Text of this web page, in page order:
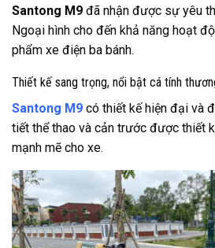
Santong M9 đã nhận được sự yêu
Ngoại hình cho đến khả năng hoạt
phẩm xe điện ba bánh.
Thiết kế sang trọng, nổi bật cá tính
Santong M9 có thiết kế hiện đại và
tiết thể thao và cản trước được thiết
mạnh mẽ cho xe.